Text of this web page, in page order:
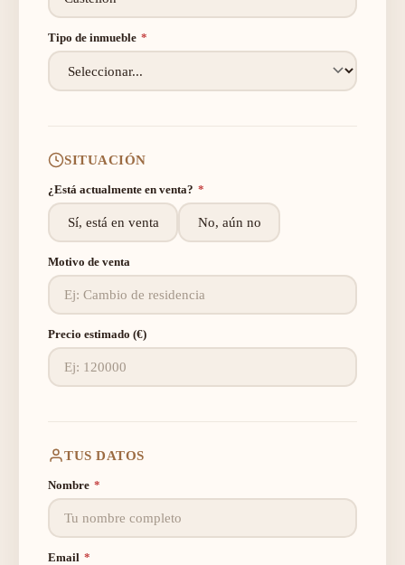
Tipo de inmueble *
SITUACIÓN
¿Está actualmente en venta? *
Sí, está en venta No, aún no
Motivo de venta
Precio estimado (€)
TUS DATOS
Nombre *
Email *